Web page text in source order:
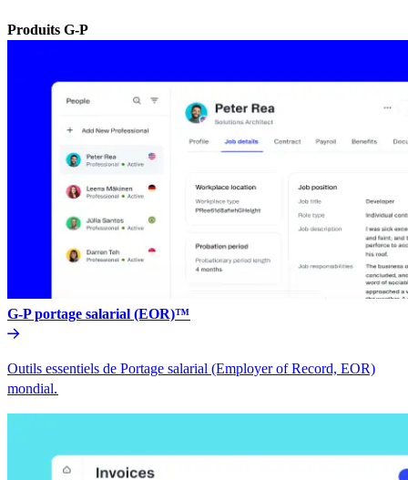
Produits G-P​​
G-P portage salarial (EOR)™​​
Outils essentiels de Portage salarial (Employer of Record, EOR)
mondial.​​